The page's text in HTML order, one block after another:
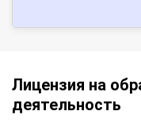
Лицензия на
деятельность